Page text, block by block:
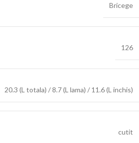
Bricege
126
20.3 (L totala) / 8.7 (L lama) / 11.6 (L inchis)
cutit